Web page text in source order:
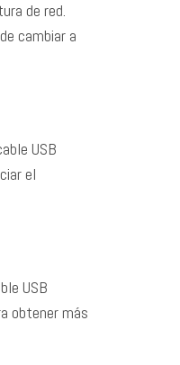
de red.
cambiar a
USB
el
USB
obtener más